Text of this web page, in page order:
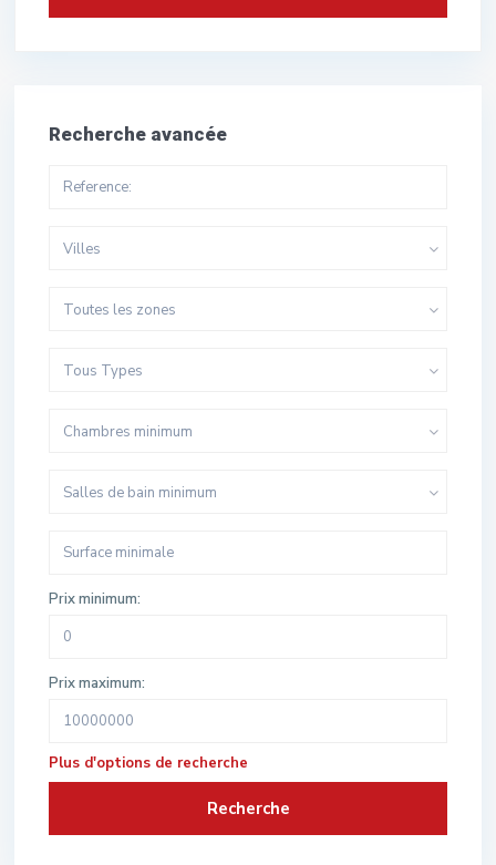
Recherche avancée
Villes
Toutes les zones
Tous Types
Chambres minimum
Salles de bain minimum
Prix minimum:
Prix maximum:
Plus d'options de recherche
Recherche